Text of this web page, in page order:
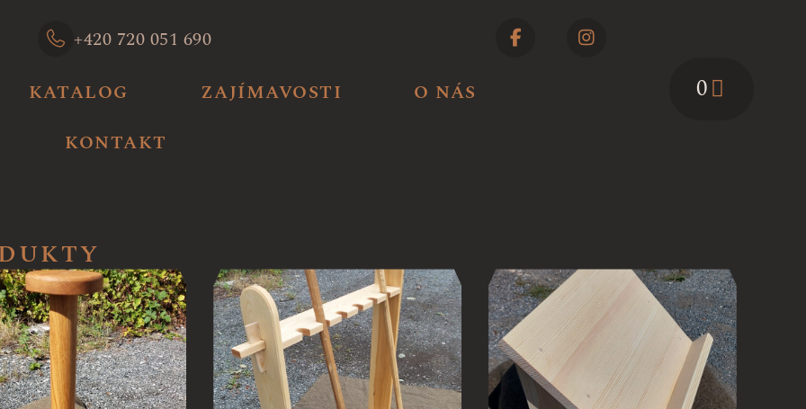
+420 720 051 690
KATALOG
ZAJÍMAVOSTI
O NÁS
KONTAKT
0